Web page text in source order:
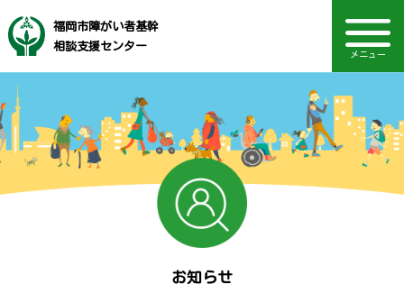
福岡市障がい者基幹
相談支援センター
メニュー
TOPページ
センターの紹介
業務案内
医療的ケア児等支援・調整コーディネート
研修会のご案内・お知らせ
アクセス
お知らせ
採用情報
福岡市社会福祉事業団
音声読み上げ・文字・見やすさ調整
Language
電話：092-406-2580
お知らせ